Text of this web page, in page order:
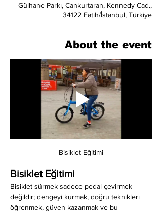
Gülhane Parkı, Cankurtaran, Kennedy Cad.,
34122 Fatih/İstanbul, Türkiye
About the event
Bisiklet Eğitimi
Bisiklet Eğitimi
Bisiklet sürmek sadece pedal çevirmek
değildir; dengeyi kurmak, doğru teknikleri
öğrenmek, güven kazanmak ve bu